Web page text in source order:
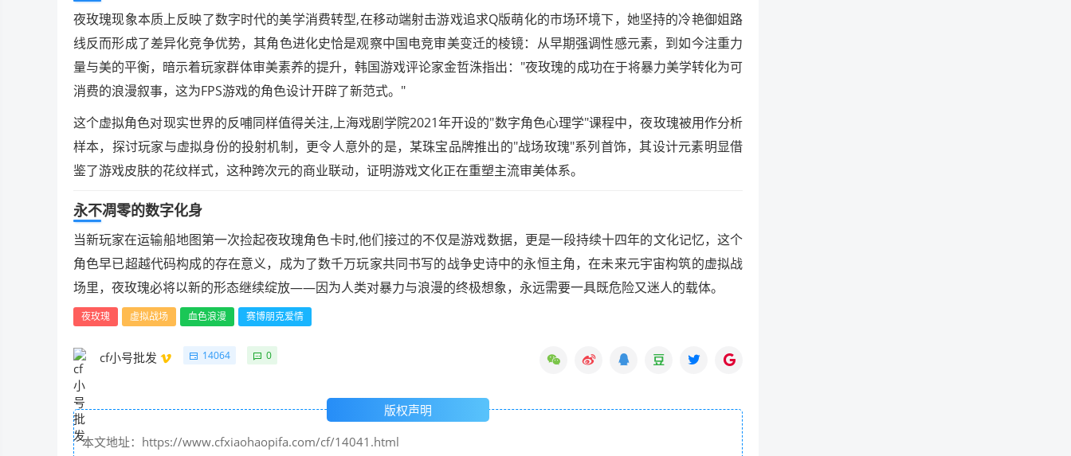
夜玫瑰现象本质上反映了数字时代的美学消费转型,在移动端射击游戏追求Q版萌化的市场环境下，她坚持的冷艳御姐路
线反而形成了差异化竞争优势，其角色进化史恰是观察中国电竞审美变迁的棱镜：从早期强调性感元素，到如今注重力
量与美的平衡，暗示着玩家群体审美素养的提升，韩国游戏评论家金哲洙指出："夜玫瑰的成功在于将暴力美学转化为可
消费的浪漫叙事，这为FPS游戏的角色设计开辟了新范式。"
这个虚拟角色对现实世界的反哺同样值得关注,上海戏剧学院2021年开设的"数字角色心理学"课程中，夜玫瑰被用作分析
样本，探讨玩家与虚拟身份的投射机制，更令人意外的是，某珠宝品牌推出的"战场玫瑰"系列首饰，其设计元素明显借
鉴了游戏皮肤的花纹样式，这种跨次元的商业联动，证明游戏文化正在重塑主流审美体系。
永不凋零的数字化身
当新玩家在运输船地图第一次捡起夜玫瑰角色卡时,他们接过的不仅是游戏数据，更是一段持续十四年的文化记忆，这个
角色早已超越代码构成的存在意义，成为了数千万玩家共同书写的战争史诗中的永恒主角，在未来元宇宙构筑的虚拟战
场里，夜玫瑰必将以新的形态继续绽放——因为人类对暴力与浪漫的终极想象，永远需要一具既危险又迷人的载体。
夜玫瑰 虚拟战场 血色浪漫 赛博朋克爱情
cf小号批发 14064 0
版权声明
本文地址：https://www.cfxiaohaopifa.com/cf/14041.html